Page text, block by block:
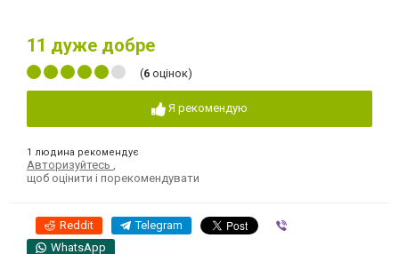
11 дуже добре
(6 оцінок)
Я рекомендую
1 людина рекомендує
Авторизуйтесь
щоб оцінити і порекомендувати
Reddit Telegram
WhatsApp